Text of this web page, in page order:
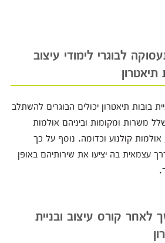
לבוגרי לימודי עיצוב
תיאטרון
בובות תיאטרון יכולים הבוגרים להשתלב
משרות ומקומות וביניהם אולמות
אולמות קולנוע וכדומה. נוסף על כך
עצמאית בה יציעו את שירותיהם באופן
לאחר קורס עיצוב ובניית